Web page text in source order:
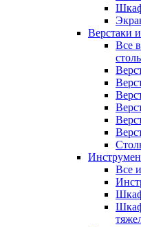
Верстаки
Все
Все